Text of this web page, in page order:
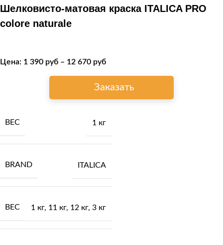
Шелковисто-матовая краска ITALICA PRO
colore naturale
Цена: 1 390 руб – 12 670 руб
Заказать
ВЕС 1 кг
BRAND ITALICA
ВЕС 1 кг, 11 кг, 12 кг, 3 кг